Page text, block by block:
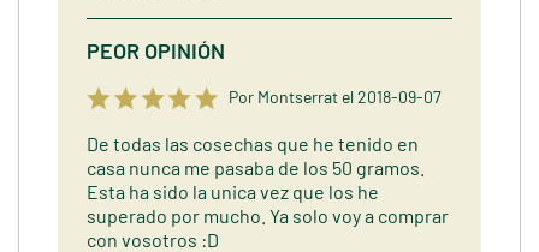
PEOR OPINIÓN
Por Montserrat el 2018-09-07
De todas las cosechas que he tenido en
casa nunca me pasaba de los 50 gramos.
Esta ha sido la unica vez que los he
superado por mucho. Ya solo voy a comprar
con vosotros :D